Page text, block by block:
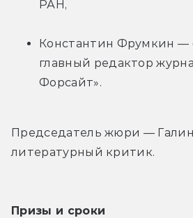
РАН,
Константин Фрумкин —
главный редактор
Форсайт».
Председатель жюри —
литературный критик.
Призы и сроки